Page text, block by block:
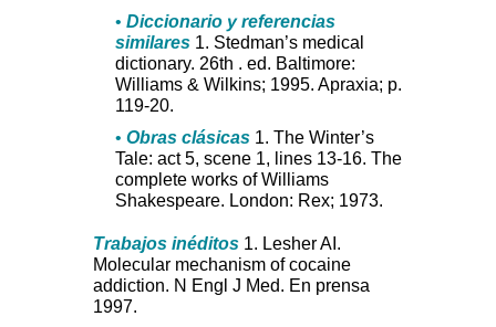
• Diccionario y referencias
similares 1. Stedman’s medical
dictionary. 26th . ed. Baltimore:
Williams & Wilkins; 1995. Apraxia; p.
119-20.
• Obras clásicas 1. The Winter’s
Tale: act 5, scene 1, lines 13-16. The
complete works of Williams
Shakespeare. London: Rex; 1973.
Trabajos inéditos 1. Lesher AI.
Molecular mechanism of cocaine
addiction. N Engl J Med. En prensa
1997.